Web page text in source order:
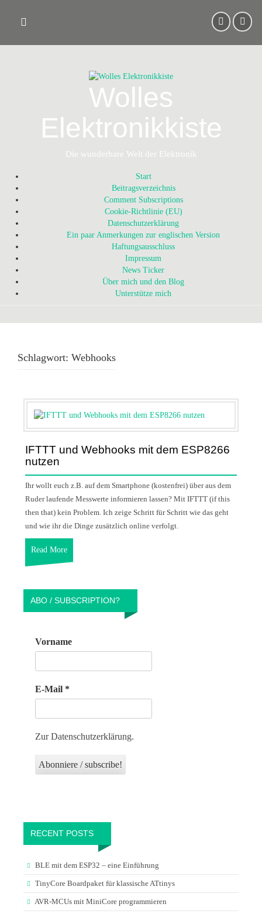
content
Wolles
Elektronikkiste
Die wunderbare Welt der Elektronik
Start
Beitragsverzeichnis
Comment Subscriptions
Cookie-Richtlinie (EU)
Datenschutzerklärung
Ein paar Anmerkungen zur englischen Version
Haftungsausschluss
Impressum
News Ticker
Über mich und den Blog
Unterstütze mich
Schlagwort: Webhooks
IFTTT und Webhooks mit dem ESP8266
nutzen
Ihr wollt euch z.B. auf dem Smartphone (kostenfrei) über aus dem
Ruder laufende Messwerte informieren lassen? Mit IFTTT (if this
then that) kein Problem. Ich zeige Schritt für Schritt wie das geht
und wie ihr die Dinge zusätzlich online verfolgt.
Read More
ABO / SUBSCRIPTION?
Vorname
E-Mail *
Zur Datenschutzerklärung.
RECENT POSTS
BLE mit dem ESP32 – eine Einführung
TinyCore Boardpaket für klassische ATtinys
AVR-MCUs mit MiniCore programmieren